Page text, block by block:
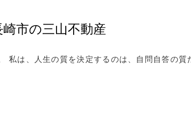
市の三山不動産
私は、人生の質を決定するのは、自問自答の質